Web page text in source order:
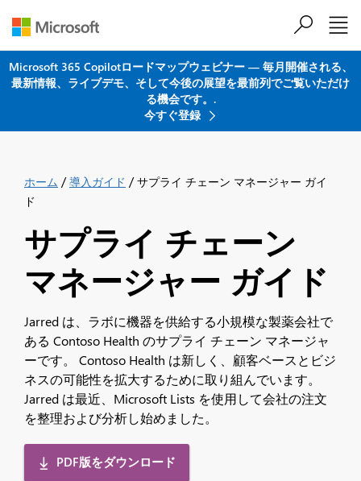
Microsoft 365 Copilotロードマップウェビナー ― 毎月開催される、
最新情報、ライブデモ、そして今後の展望を最前列でご覧いただけ
る機会です。.
今すぐ登録
ホーム /導入ガイド /サプライ チェーン マネージャー ガイ
ド
サプライ チェーン
マネージャー ガイド
Jarred は、ラボに機器を供給する小規模な製薬会社で
ある Contoso Health のサプライ チェーン マネージャ
ーです。 Contoso Health は新しく、顧客ベースとビジ
ネスの可能性を拡大するために取り組んでいます。
Jarred は最近、Microsoft Lists を使用して会社の注文
を整理および分析し始めました。
PDF版をダウンロード